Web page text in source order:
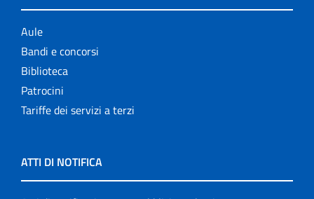
Aule
Bandi e concorsi
Biblioteca
Patrocini
Tariffe dei servizi a terzi
ATTI DI NOTIFICA